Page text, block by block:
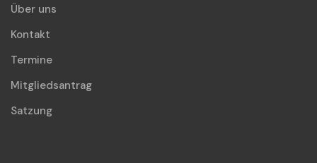
Über uns
Kontakt
Termine
Mitgliedsantrag
Satzung